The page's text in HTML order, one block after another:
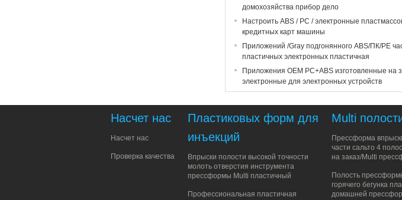
домохозяйства прибор дело
Настроить ABS / PC / электронные
кредитных карт машины
Приложений /Gray подгонянного ABS/ПК/PE
пластичных электронных пластичная
Приложения OEM PC+ABS изготовленные на
электронные для электронных устройств
Насчет нас
Насчет нас
Проверка качества
Пластиковых форм для
инъекций
Впрыски полости высокой точности
молоть отверстия инструмента
прессформы Multi пластичный
Профессиональная пластичная
Multi
Прессформа
части сальто 4
на заказ/Multi
Полость
горячего бегунка
домашней